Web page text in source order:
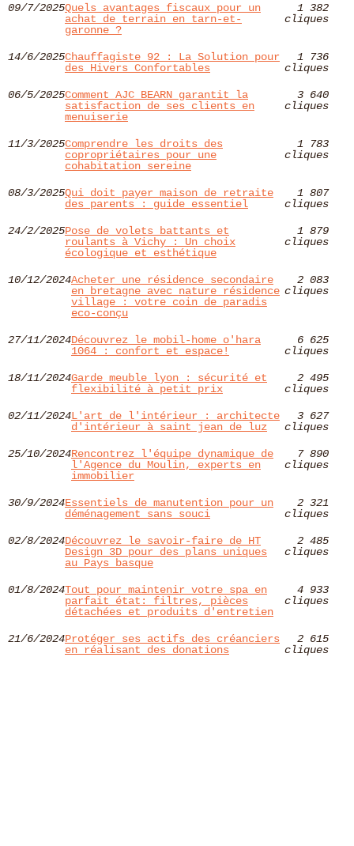
09/7/2025Quels avantages fiscaux pour un
achat de terrain en tarn-et-
garonne ?
1 382
cliques
14/6/2025Chauffagiste 92 : La Solution pour
des Hivers Confortables
1 736
cliques
06/5/2025Comment AJC BEARN garantit la
satisfaction de ses clients en
menuiserie
3 640
cliques
11/3/2025Comprendre les droits des
copropriétaires pour une
cohabitation sereine
1 783
cliques
08/3/2025Qui doit payer maison de retraite
des parents : guide essentiel
1 807
cliques
24/2/2025Pose de volets battants et
roulants à Vichy : Un choix
écologique et esthétique
1 879
cliques
10/12/2024Acheter une résidence secondaire
en bretagne avec nature résidence
village : votre coin de paradis
eco-conçu
2 083
cliques
27/11/2024Découvrez le mobil-home o'hara
1064 : confort et espace!
6 625
cliques
18/11/2024Garde meuble lyon : sécurité et
flexibilité à petit prix
2 495
cliques
02/11/2024L'art de l'intérieur : architecte
d'intérieur à saint jean de luz
3 627
cliques
25/10/2024Rencontrez l'équipe dynamique de
l'Agence du Moulin, experts en
immobilier
7 890
cliques
30/9/2024Essentiels de manutention pour un
déménagement sans souci
2 321
cliques
02/8/2024Découvrez le savoir-faire de HT
Design 3D pour des plans uniques
au Pays basque
2 485
cliques
01/8/2024Tout pour maintenir votre spa en
parfait état: filtres, pièces
détachées et produits d'entretien
4 933
cliques
21/6/2024Protéger ses actifs des créanciers
en réalisant des donations
2 615
cliques